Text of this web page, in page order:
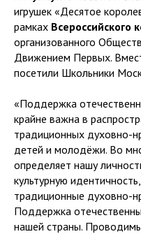
игрушек «Десятое
рамках Всероссийского
организованного
Движением Первых.
посетили Школьники
«Поддержка
крайне важна в
традиционных духовно-
детей и молодёжи. Во
определяет нашу
культурную
традиционные духовно-
Поддержка
нашей страны.